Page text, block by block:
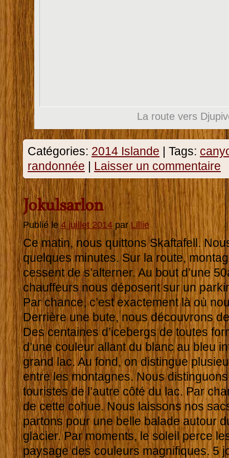
La route vers
Catégories: 2014 Islande | Tags:
randonnée | Laisser un commentaire
Jokulsarlon
Publié le 4 juillet 2014 par Lillie
Ce matin, nous quittons Skaftafell.
quelques minutes. Sur la route,
cessent de s’alterner. Au bout d’une
chauffeurs nous déposent sur un
Par chance, c’est exactement là où
Derrière une bute, nous découvrons
Des centaines d’icebergs de toutes
d’une couleur allant du blanc au bleu
grand lac. Au fond, on distingue
entre les montagnes. Nous
touristes de l’autre côté du lac. Par
de cette cohue. Nous laissons nos
partons pour une belle balade autour
glacier. Par moments, le soleil perce
paysage des couleurs magnifiques. 5